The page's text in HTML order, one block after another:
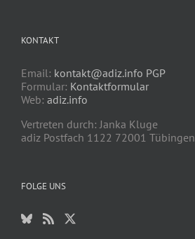
KONTAKT
Email: kontakt@adiz.info PGP
Formular: Kontaktformular
Web: adiz.info
Vertreten durch: Janka Kluge
adiz Postfach 1122 72001 Tübingen
FOLGE UNS